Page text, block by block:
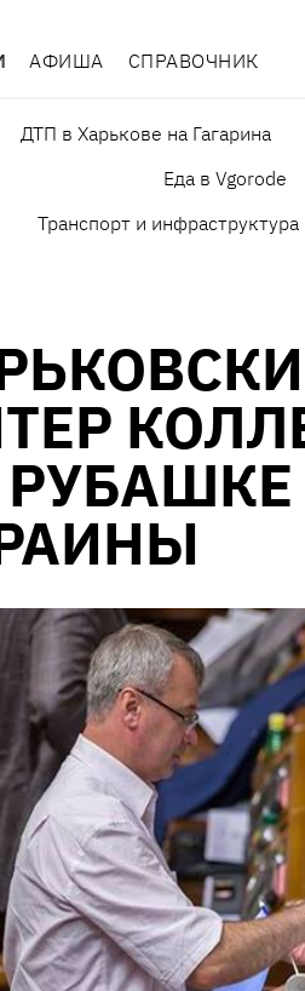
АФИША СПРАВОЧНИК
ДТП в Харькове на Гагарина
Еда в Vgorode
Транспорт и инфраструктура